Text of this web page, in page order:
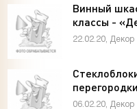
Винный
классы -
22.02.20, Декор
06.02.20, Декор